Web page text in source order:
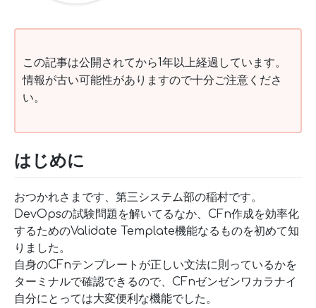
この記事は公開されてから1年以上経過しています。
情報が古い可能性がありますので十分ご注意くださ
い。
はじめに
おつかれさまです、第三システム部の稲村です。
DevOpsの試験問題を解いてるなか、CFn作成を効率化
するためのValidate Template機能なるものを初めて知
りました。
自身のCFnテンプレートが正しい文法に則っているかを
ターミナルで確認できるので、CFnゼンゼンワカラナイ
自分にとっては大変便利な機能でした。